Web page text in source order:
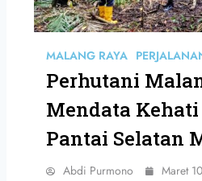
MALANG RAYA
Perhutani
Mendata
Pantai Selatan
Abdi Purmono Maret